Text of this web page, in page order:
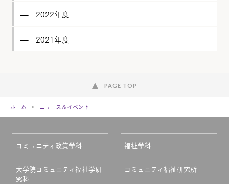
2022年度
2021年度
PAGE TOP
ホーム ニュース＆イベント
コミュニティ政策学科 福祉学科
大学院コミュニティ福祉学研
究科
コミュニティ福祉研究所